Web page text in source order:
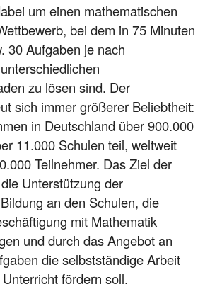
um einen mathematischen
bei dem in 75 Minuten
30 Aufgaben je nach
zu lösen sind. Der
sich immer größerer Beliebtheit:
in Deutschland über 900.000
11.000 Schulen teil, weltweit
Teilnehmer. Das Ziel der
Unterstützung der
an den Schulen, die
mit Mathematik
und durch das Angebot an
die selbstständige Arbeit
fördern soll.